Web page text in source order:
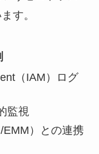
す。
（IAM）ログ
監視
）との連携